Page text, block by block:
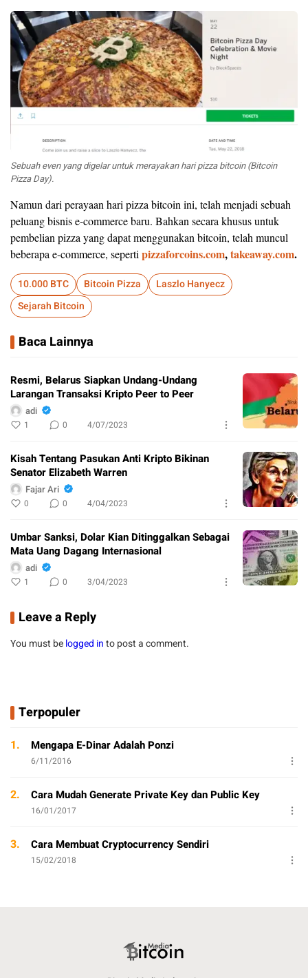
Sebuah even yang digelar untuk merayakan hari pizza bitcoin (Bitcoin
Pizza Day).
Namun dari perayaan hari pizza bitcoin ini, telah menjadi sebuah
peluang bisnis e-commerce baru. Bahkan secara khusus untuk
pembelian pizza yang dapat menggunakan bitcoin, telah muncul
beberapa e-commerce, sepertipizzaforcoins.com,takeaway.com.
10.000 BTC Bitcoin Pizza
Laszlo Hanyecz
Sejarah Bitcoin
Baca Lainnya
Resmi, Belarus Siapkan Undang-Undang
Larangan Transaksi Kripto Peer to Peer
adi
1 0 4/07/2023
Kisah Tentang Pasukan Anti Kripto Bikinan
Senator Elizabeth Warren
Fajar Ari
0 0 4/04/2023
Umbar Sanksi, Dolar Kian Ditinggalkan Sebagai
Mata Uang Dagang Internasional
adi
1 0 3/04/2023
Leave a Reply
You must belogged into post a comment.
Terpopuler
1. Mengapa E-Dinar Adalah Ponzi
6/11/2016
2. Cara Mudah Generate Private Key dan Public Key
16/01/2017
3. Cara Membuat Cryptocurrency Sendiri
15/02/2018